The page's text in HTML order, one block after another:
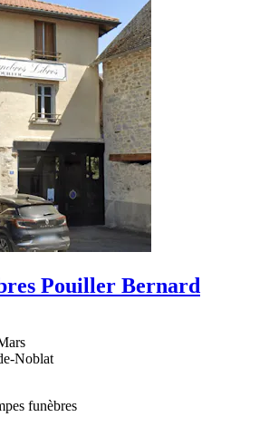
Pouiller Bernard
Noblat
funèbres